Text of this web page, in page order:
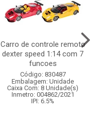
Carro de controle remoto
dexter speed 1:14 com 7
funcoes
Código: 830487
Embalagem: Unidade
Caixa Com: 8 Unidade(s)
Inmetro: 004862/2021
IPI: 6.5%